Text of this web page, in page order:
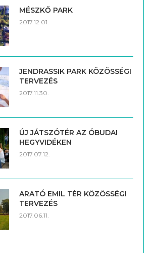
MÉSZKŐ PARK
2017.12.01.
JENDRASSIK PARK KÖZÖSSÉGI
TERVEZÉS
2017.11.30.
ÚJ JÁTSZÓTÉR AZ ÓBUDAI
HEGYVIDÉKEN
2017.07.12.
ARATÓ EMIL TÉR KÖZÖSSÉGI
TERVEZÉS
2017.06.11.